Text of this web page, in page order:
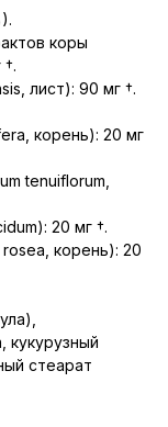
коры
лист): 90 мг †.
корень): 20 мг
tenuiflorum,
20 мг †.
корень): 20
кукурузный
стеарат